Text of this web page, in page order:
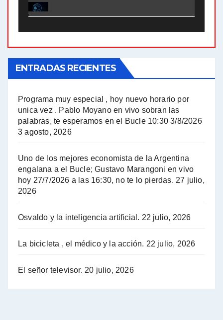
El Bucle News en Radio Gráfica. Bloque 2 . 21.04.24 - Jorge Gres
A mayor poder al empresariado le cuesta encontrar resistencia - Jose Urtubey con Jorge Gres
Hugo Yasky : Día de la Militancia - Hugo Yasky con Jorge Gres
Hugo Yasky sobre la Coordinadora de las Industrias de Productos Alimenticios (COPAL) - Hugo Yasky con Jorge Gres
Pablo Moyano sobre el espionaje: "Estos personajes siniestros han hecho mucho daño" - Pablo Moyano con Jorge Gres
ENTRADAS RECIENTES
Programa muy especial , hoy nuevo horario por
unica vez . Pablo Moyano en vivo sobran las
palabras, te esperamos en el Bucle 10:30 3/8/2026
3 agosto, 2026
Uno de los mejores economista de la Argentina
engalana a el Bucle; Gustavo Marangoni en vivo
hoy 27/7/2026 a las 16:30, no te lo pierdas. 27 julio,
2026
Osvaldo y la inteligencia artificial. 22 julio, 2026
La bicicleta , el médico y la acción. 22 julio, 2026
El señor televisor. 20 julio, 2026